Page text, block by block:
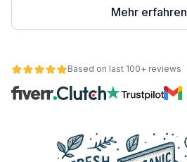
Mehr erfahren
Based on last 100+ reviews